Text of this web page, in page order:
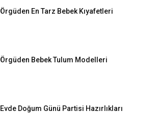
Örgüden En Tarz Bebek Kıyafetleri
Örgüden Bebek Tulum Modelleri
Evde Doğum Günü Partisi Hazırlıkları